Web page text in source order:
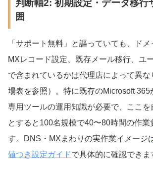
判断軸2: 初期設定・データ移行
囲
「サポート無料」と謳っていても、ドメ
MXレコード設定、既存メール移行、ユ
で含まれているかは代理店によって異
場表を参照）。特に既存のMicrosoft 365
専用ツールの運用知識が必要で、ここを
とすると100名規模で40〜80時間の作業
す。DNS・MXまわりの実作業イメージ
値つき設定ガイドで具体的に確認できま